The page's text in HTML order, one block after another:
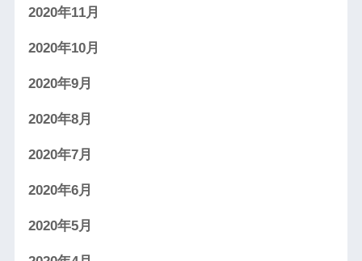
2020年11月
2020年10月
2020年9月
2020年8月
2020年7月
2020年6月
2020年5月